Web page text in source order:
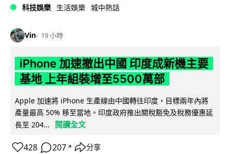
科技娛樂 生活娛樂 城中熱話
Vin 19 小時
iPhone 加速撤出中國 印度成新機主要
基地 上年組裝增至5500萬部
Apple 加速將 iPhone 生產線由中國轉往印度，目標兩年內將
產量最高 50% 移至當地。印度政府推出關稅豁免及稅務優惠延
長至 204...
閱讀全文
428 207 ↗ 分享